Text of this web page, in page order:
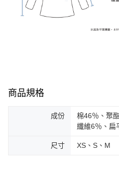
商品規格
成份
棉46％、聚
纖維6％、扁
尺寸 XS、S、M